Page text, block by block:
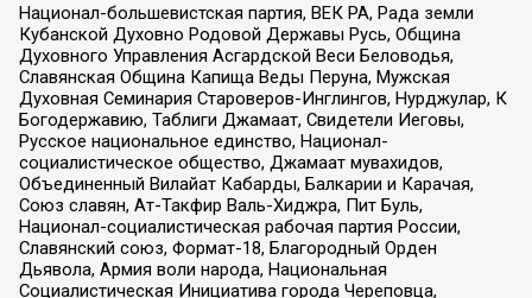
Национал-большевистская партия, ВЕК РА, Рада земли
Кубанской Духовно Родовой Державы Русь, Община
Духовного Управления Асгардской Веси Беловодья,
Славянская Община Капища Веды Перуна, Мужская
Духовная Семинария Староверов-Инглингов, Нурджулар, К
Богодержавию, Таблиги Джамаат, Свидетели Иеговы,
Русское национальное единство, Национал-
социалистическое общество, Джамаат мувахидов,
Объединенный Вилайат Кабарды, Балкарии и Карачая,
Союз славян, Ат-Такфир Валь-Хиджра, Пит Буль,
Национал-социалистическая рабочая партия России,
Славянский союз, Формат-18, Благородный Орден
Дьявола, Армия воли народа, Национальная
Социалистическая Инициатива города Череповца,